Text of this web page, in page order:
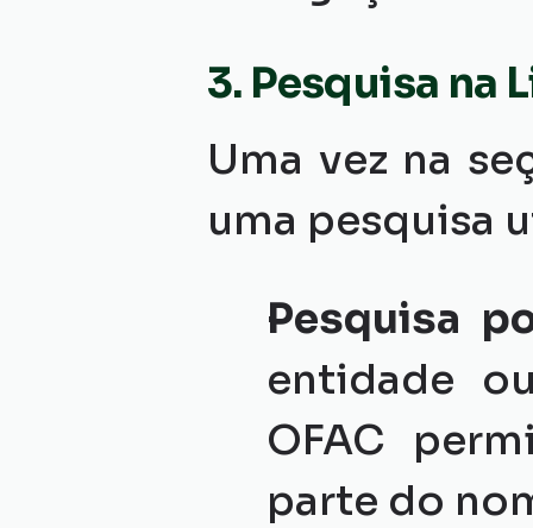
3. Pesquisa na
Uma vez na
uma pesquisa
Pesquisa
entidade
OFAC
parte do